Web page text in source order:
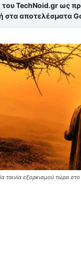
TechNoid.gr ως
στα αποτελέσματα
ταινία εξορκισμού τώρα